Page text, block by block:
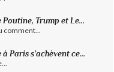
Trump et Le...
Paris s’achèvent ce...